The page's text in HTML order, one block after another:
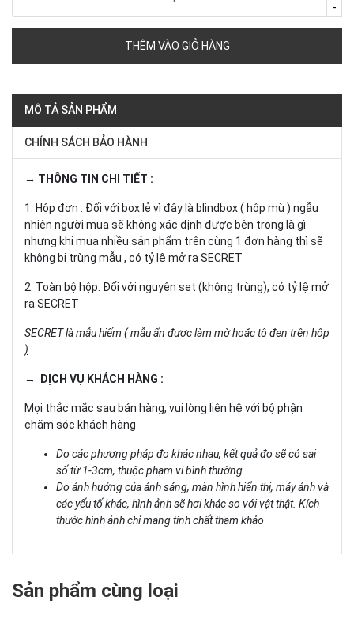
-
THÊM VÀO GIỎ HÀNG
MÔ TẢ SẢN PHẨM
CHÍNH SÁCH BẢO HÀNH
→ THÔNG TIN CHI TIẾT :
1. Hộp đơn : Đối với box lẻ vì đây là blindbox ( hộp mù ) ngẫu
nhiên người mua sẽ không xác định được bên trong là gì
nhưng khi mua nhiều sản phẩm trên cùng 1 đơn hàng thì sẽ
không bị trùng mẫu , có tỷ lệ mở ra SECRET
2. Toàn bộ hộp: Đối với nguyên set (không trùng), có tỷ lệ mở
ra SECRET
SECRET là mẫu hiếm ( mẫu ẩn được làm mờ hoặc tô đen trên hộp
)
→ DỊCH VỤ KHÁCH HÀNG :
Mọi thắc mắc sau bán hàng, vui lòng liên hệ với bộ phận
chăm sóc khách hàng
Do các phương pháp đo khác nhau, kết quả đo sẽ có sai
số từ 1-3cm, thuộc phạm vi bình thường
Do ảnh hưởng của ánh sáng, màn hình hiển thị, máy ảnh và
các yếu tố khác, hình ảnh sẽ hơi khác so với vật thật. Kích
thước hình ảnh chỉ mang tính chất tham khảo
Sản phẩm cùng loại